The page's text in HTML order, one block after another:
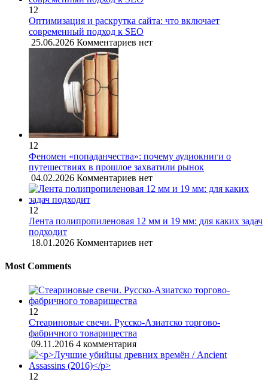
12
Оптимизация и раскрутка сайта: что включает
современный подход к SEO
25.06.2026 Комментариев нет
12
Феномен «попаданчества»: почему аудиокниги о
путешествиях в прошлое захватили рынок
04.02.2026 Комментариев нет
12
Лента полипропиленовая 12 мм и 19 мм: для каких задач
подходит
18.01.2026 Комментариев нет
Most Comments
12
Стеариновые свечи. Русско-Азиатско торгово-
фабричного товарищества
09.11.2016 4 комментария
12